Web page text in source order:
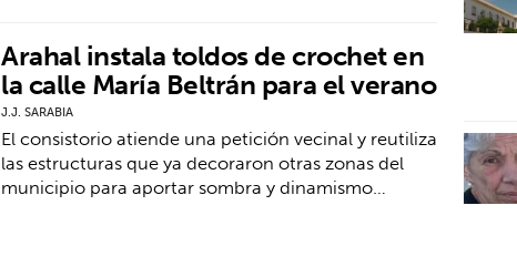
Arahal instala toldos de crochet en
la calle María Beltrán para el verano
J.J. SARABIA
El consistorio atiende una petición vecinal y reutiliza
las estructuras que ya decoraron otras zonas del
municipio para aportar sombra y dinamismo…